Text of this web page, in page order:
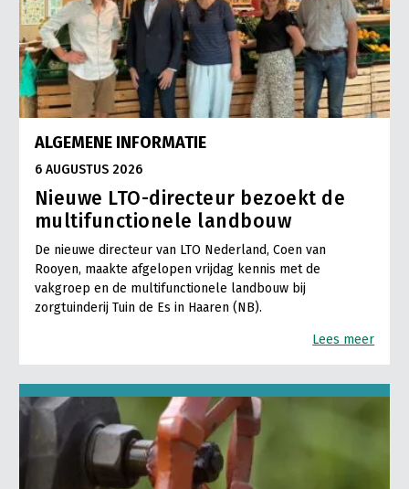
ALGEMENE INFORMATIE
6 AUGUSTUS 2026
Nieuwe LTO-directeur bezoekt de
multifunctionele landbouw
De nieuwe directeur van LTO Nederland, Coen van
Rooyen, maakte afgelopen vrijdag kennis met de
vakgroep en de multifunctionele landbouw bij
zorgtuinderij Tuin de Es in Haaren (NB).
Lees meer